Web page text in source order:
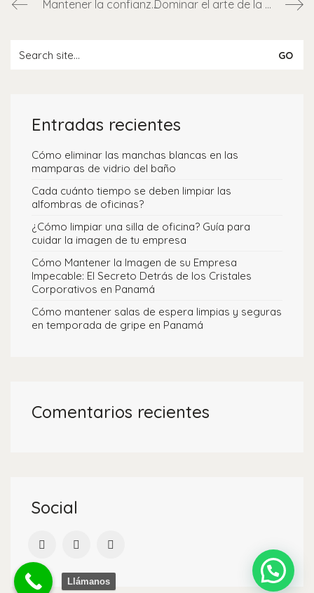
Mantener la confianza y la seguridad: el papel fundamental de los servicios de limpieza profesional para los bancos en Panamá Dominar el arte de la limpieza de pisos de mármol en Panamá: una historia de elegancia y cuidado atemporales
Entradas recientes
Cómo eliminar las manchas blancas en las
mamparas de vidrio del baño
Cada cuánto tiempo se deben limpiar las
alfombras de oficinas?
¿Cómo limpiar una silla de oficina? Guía para
cuidar la imagen de tu empresa
Cómo Mantener la Imagen de su Empresa
Impecable: El Secreto Detrás de los Cristales
Corporativos en Panamá
Cómo mantener salas de espera limpias y seguras
en temporada de gripe en Panamá
Comentarios recientes
Social
Llámanos